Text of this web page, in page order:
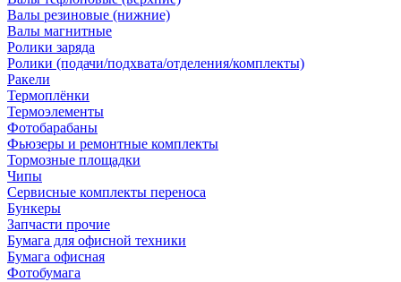
Валы резиновые (нижние)
Валы магнитные
Ролики заряда
Ролики (подачи/подхвата/отделения/комплекты)
Ракели
Термоплёнки
Термоэлементы
Фотобарабаны
Фьюзеры и ремонтные комплекты
Тормозные площадки
Чипы
Сервисные комплекты переноса
Бункеры
Запчасти прочие
Бумага для офисной техники
Бумага офисная
Фотобумага